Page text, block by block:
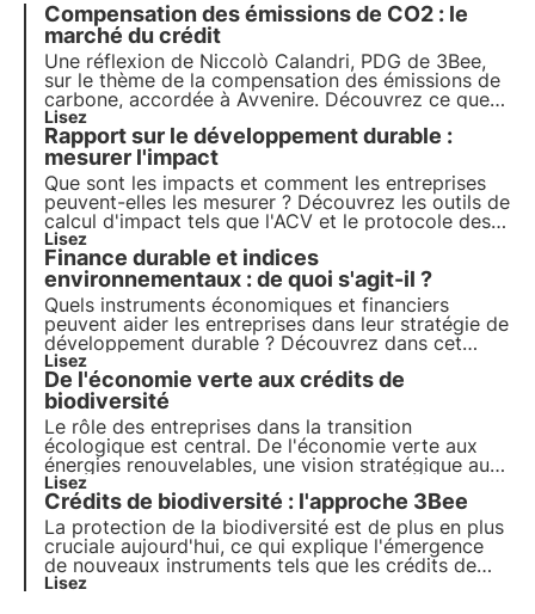
Compensation des émissions de CO2 : le
marché du crédit
Une réflexion de Niccolò Calandri, PDG de 3Bee,
sur le thème de la compensation des émissions de
carbone, accordée à Avvenire. Découvrez ce que
sont les crédits carbone, comment fonctionne le
marché des crédits et comment 3Bee opère dans
le domaine de la compensation.
Lisez
Rapport sur le développement durable :
mesurer l'impact
Que sont les impacts et comment les entreprises
peuvent-elles les mesurer ? Découvrez les outils de
calcul d'impact tels que l'ACV et le protocole des
GES dans cet article. Apprenez-en plus avec les
pilules de l'Oasis, l'académie numérique de 3Bee
pour les professionnels de la durabilité.
Lisez
Finance durable et indices
environnementaux : de quoi s'agit-il ?
Quels instruments économiques et financiers
peuvent aider les entreprises dans leur stratégie de
développement durable ? Découvrez dans cet
article le rôle de la finance durable. Apprenez-en
plus avec les pilules de l'Oasis, l'académie
numérique de 3Bee pour les professionnels du
développement durable.
Lisez
De l'économie verte aux crédits de
biodiversité
Le rôle des entreprises dans la transition
écologique est central. De l'économie verte aux
énergies renouvelables, une vision stratégique au
service de l'environnement s'impose de plus en
plus. C'est dans ce contexte qu'interviennent les
crédits de biodiversité, un nouvel outil essentiel
pour les entreprises.
Lisez
Crédits de biodiversité : l'approche 3Bee
La protection de la biodiversité est de plus en plus
cruciale aujourd'hui, ce qui explique l'émergence
de nouveaux instruments tels que les crédits de
biodiversité. De quoi s'agit-il ? Comment
Lisez